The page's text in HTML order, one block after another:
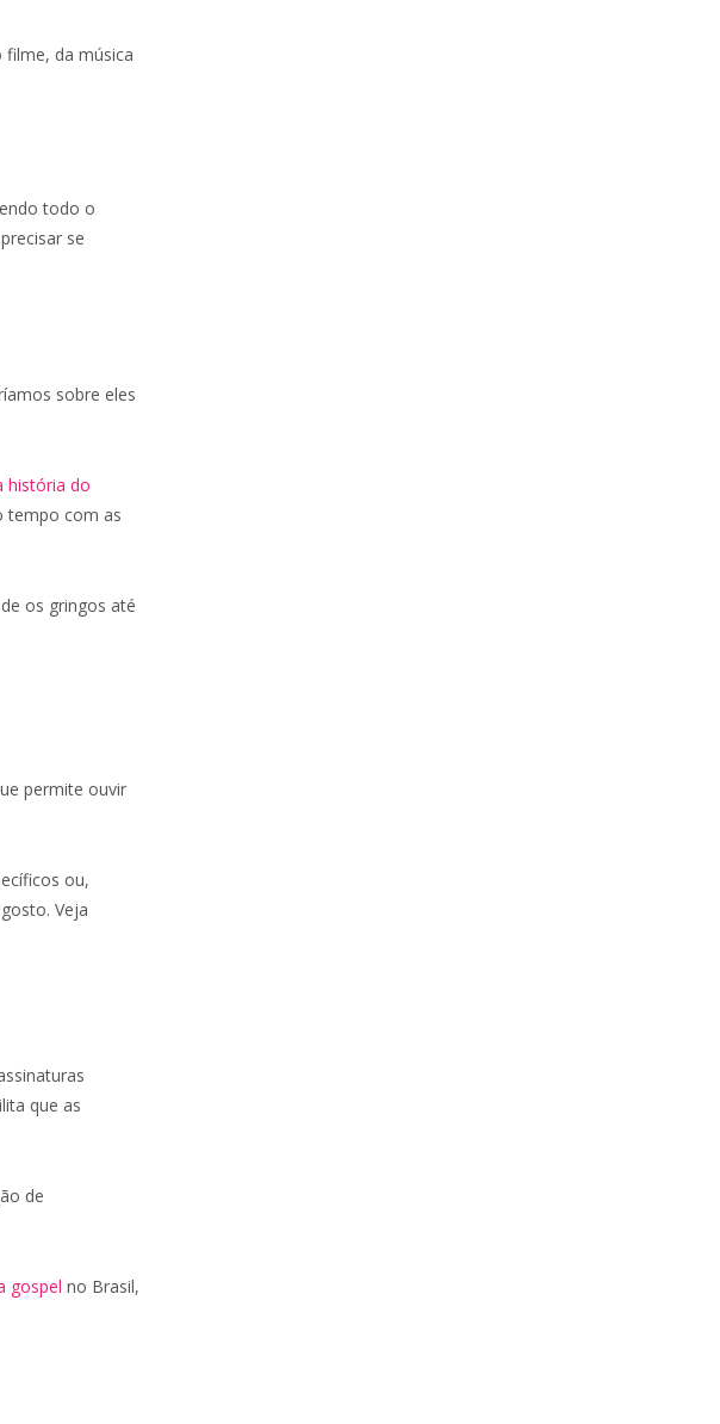
da música
todo o
se
sobre eles
história do
tempo com as
os gringos até
permite ouvir
ou,
Veja
que as
de
gospel no Brasil,